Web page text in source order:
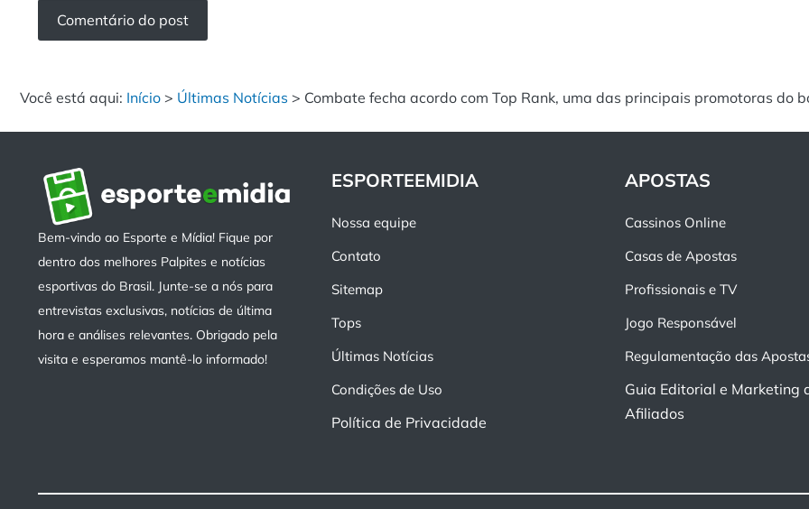
Você está aqui: Início > Últimas Notícias > Combate fecha acordo com Top Rank, uma das principais promotoras do
Bem-vindo ao Esporte e Mídia! Fique por
dentro dos melhores Palpites e notícias
esportivas do Brasil. Junte-se a nós para
entrevistas exclusivas, notícias de última
hora e análises relevantes. Obrigado pela
visita e esperamos mantê-lo informado!
ESPORTEEMIDIA
Nossa equipe
Contato
Sitemap
Tops
Últimas Notícias
Condições de Uso
Política de Privacidade
APOSTAS
Cassinos Online
Casas de Apostas
Profissionais e TV
Jogo Responsável
Regulamentação das
Guia Editorial e Marketing
Afiliados